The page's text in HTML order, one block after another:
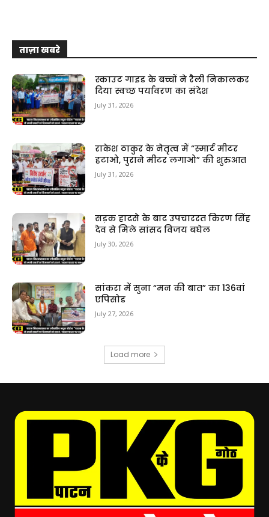
ताज़ा खबरे
स्काउट गाइड के बच्चों ने रैली निकालकर
दिया स्वच्छ पर्यावरण का संदेश
July 31, 2026
राकेश ठाकुर के नेतृत्व में “स्मार्ट मीटर
हटाओ, पुराने मीटर लगाओ” की शुरुआत
July 31, 2026
सड़क हादसे के बाद उपचाररत किरण सिंह
देव से मिले सांसद विजय बघेल
July 30, 2026
सांकरा में सुना “मन की बात” का 136वां
एपिसोड
July 27, 2026
Load more